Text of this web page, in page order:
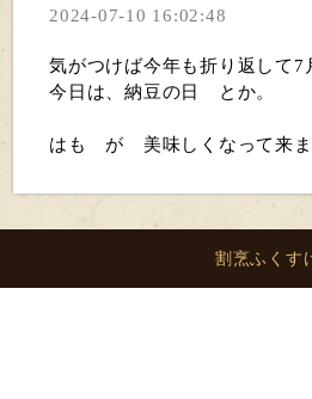
2024-07-10 16:02:48
気がつけば今年も折り返して7
今日は、納豆の日 とか。
はも が 美味しくなって来ま
割烹ふくす